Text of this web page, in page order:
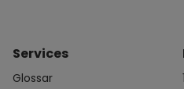
Services
Glossar